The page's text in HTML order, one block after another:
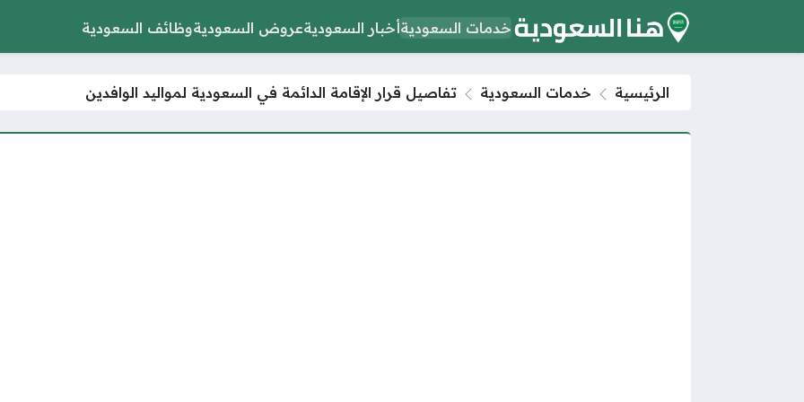
خدمات السعوديةأخبار السعوديةعروض السعوديةوظائف السعودية
الرئيسية خدمات السعودية تفاصيل قرار الإقامة الدائمة في السعودية لمواليد الوافدين